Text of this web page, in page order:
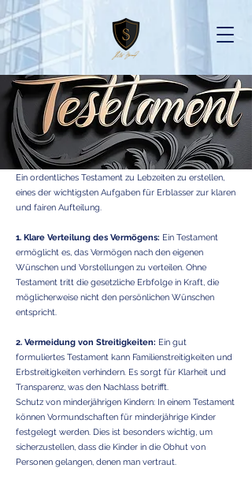
Ein ordentliches Testament zu Lebzeiten zu erstellen,
eines der wichtigsten Aufgaben für Erblasser zur klaren
und fairen Aufteilung.
1. Klare Verteilung des Vermögens: Ein Testament
ermöglicht es, das Vermögen nach den eigenen
Wünschen und Vorstellungen zu verteilen. Ohne
Testament tritt die gesetzliche Erbfolge in Kraft, die
möglicherweise nicht den persönlichen Wünschen
entspricht.
2. Vermeidung von Streitigkeiten: Ein gut
formuliertes Testament kann Familienstreitigkeiten und
Erbstreitigkeiten verhindern. Es sorgt für Klarheit und
Transparenz, was den Nachlass betrifft.
Schutz von minderjährigen Kindern: In einem Testament
können Vormundschaften für minderjährige Kinder
festgelegt werden. Dies ist besonders wichtig, um
sicherzustellen, dass die Kinder in die Obhut von
Personen gelangen, denen man vertraut.